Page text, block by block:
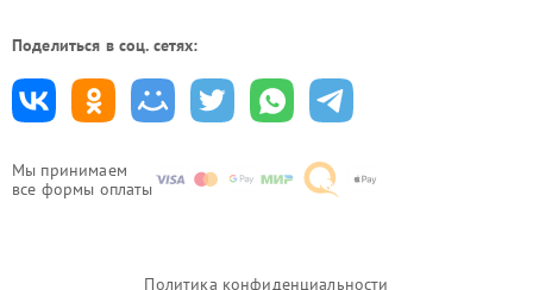
Мы принимаем
все формы оплаты
Поделиться в соц. сетях:
Политика конфиденциальности